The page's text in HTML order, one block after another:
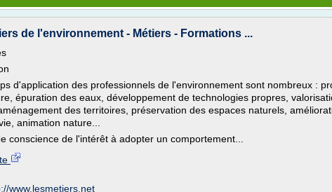
de l'environnement - Métiers - Formations ...
d'application des professionnels de l'environnement sont nombreux :
épuration des eaux, développement de technologies propres,
des territoires, préservation des espaces naturels,
animation nature...
conscience de l'intérêt à adopter un comportement...
www.lesmetiers.net